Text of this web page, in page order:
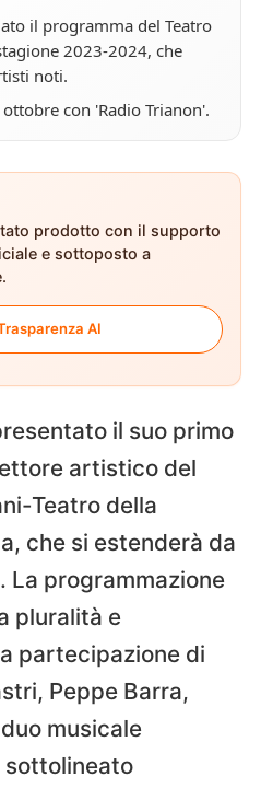
il programma del Teatro
2023-2024, che
noti.
con 'Radio Trianon'.
prodotto con il supporto
e sottoposto a
AI
il suo primo
artistico del
Teatro della
che si estenderà da
La programmazione
pluralità e
partecipazione di
Peppe Barra,
musicale
sottolineato